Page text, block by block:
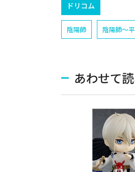
ドリコム
陰陽師 陰陽師〜
あわせて